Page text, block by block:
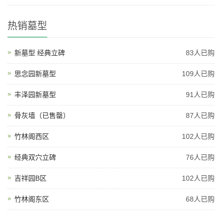
热销墓型
新墓型 经典立碑 83人已购
思念园新墓型 109人已购
丰泽园新墓型 91人已购
骨灰墙（已售罄） 87人已购
竹林阁西区 102人已购
经典双穴立碑 76人已购
吉祥园B区 102人已购
竹林阁东区 68人已购